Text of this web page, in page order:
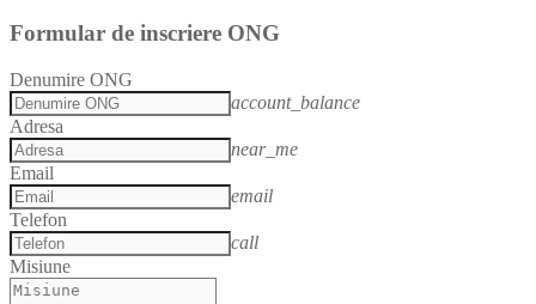
Formular de inscriere ONG
Denumire ONG
account_balance
Adresa
near_me
Email
email
Telefon
call
Misiune